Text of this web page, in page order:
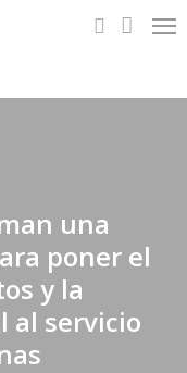
una
poner el
y la
al servicio